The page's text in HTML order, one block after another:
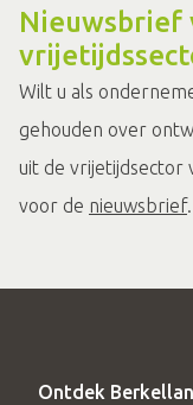
Nieuwsbrief
Wilt u als
gehouden over
uit de vrijetijdsector
voor de nieuwsbrief.
Ontdek